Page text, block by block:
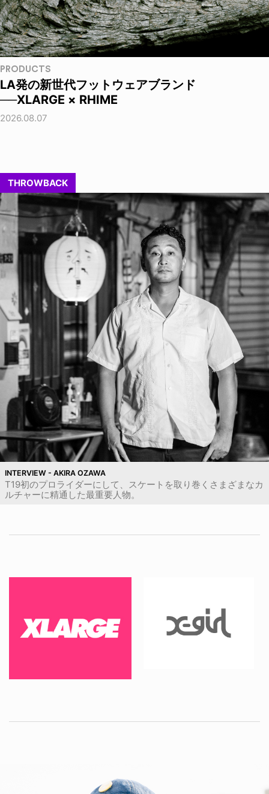
PRODUCTS
LA発の新世代フットウェアブランド
──XLARGE × RHIME
2026.08.07
THROWBACK
INTERVIEW - AKIRA OZAWA
T19初のプロライダーにして、スケートを取り巻くさまざまなカ
ルチャーに精通した最重要人物。